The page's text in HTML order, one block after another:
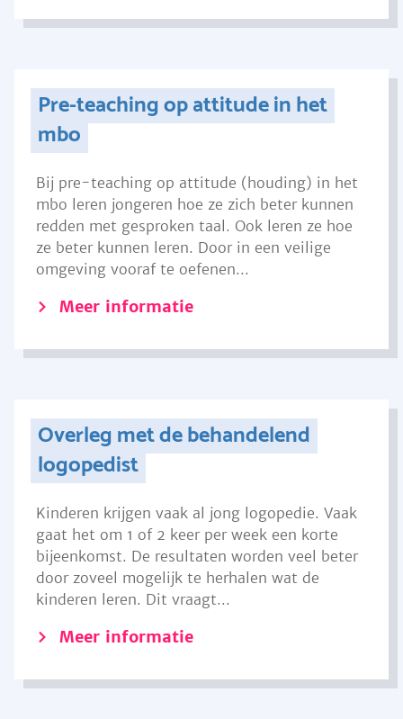
Pre-teaching op attitude in het
mbo
Bij pre-teaching op attitude (houding) in het
mbo leren jongeren hoe ze zich beter kunnen
redden met gesproken taal. Ook leren ze hoe
ze beter kunnen leren. Door in een veilige
omgeving vooraf te oefenen...
Meer informatie
Overleg met de behandelend
logopedist
Kinderen krijgen vaak al jong logopedie. Vaak
gaat het om 1 of 2 keer per week een korte
bijeenkomst. De resultaten worden veel beter
door zoveel mogelijk te herhalen wat de
kinderen leren. Dit vraagt...
Meer informatie